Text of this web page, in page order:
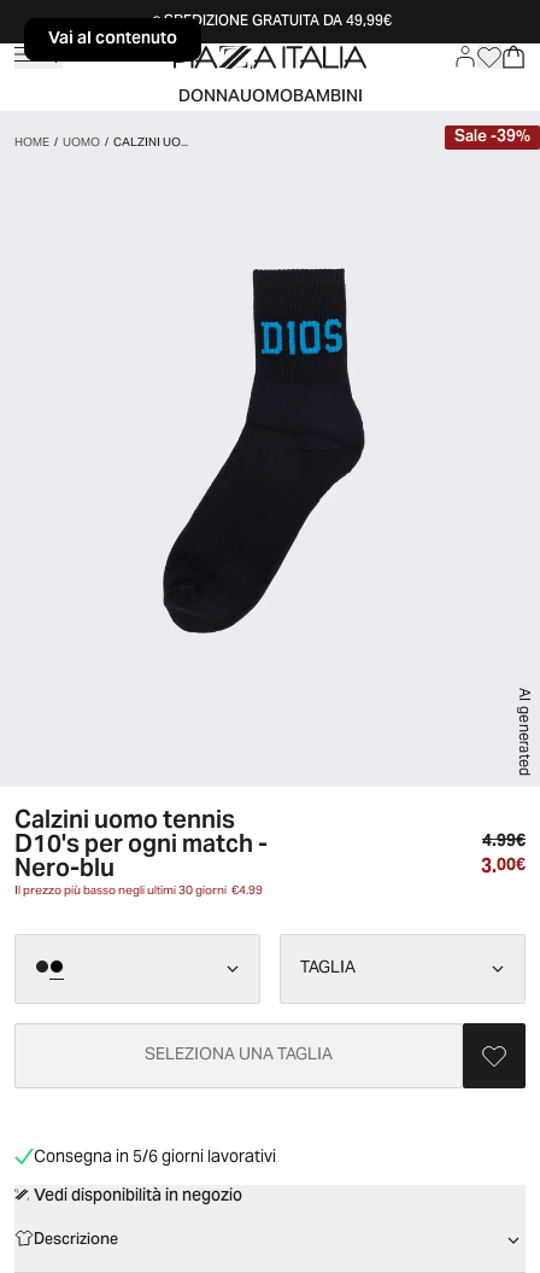
Vai al contenutoSPEDIZIONE GRATUITA DA 49,99€
DONNAUOMOBAMBINI
HOME/UOMO/CALZINI UO...
AI generated
Sale-39%
Calzini uomo tennis
D10's per ogni match -
Nero-blu
Il prezzo più basso negli ultimi 30 giorni€4.99
4.99€
3.00€
TAGLIA
SELEZIONA UNA TAGLIA
Consegna in 5/6 giorni lavorativi
Vedi disponibilità in negozio
Descrizione
Vai al contenuto